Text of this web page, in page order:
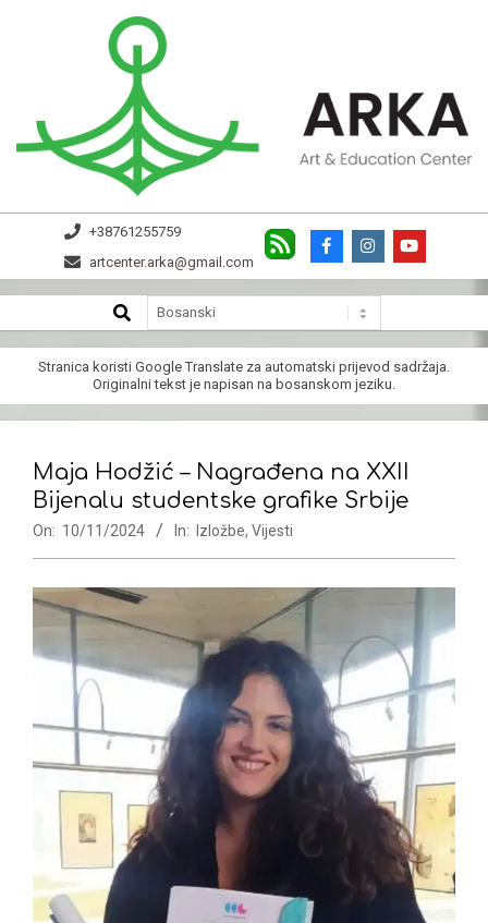
ARKA
+38761255759
artcenter.arka@gmail.com
Navigation
Menu
SEARCH
Stranica koristi Google Translate za automatski prijevod sadržaja.
Originalni tekst je napisan na bosanskom jeziku.
Maja Hodžić – Nagrađena na XXII
Bijenalu studentske grafike Srbije
On: 10/11/2024 In: Izložbe, Vijesti